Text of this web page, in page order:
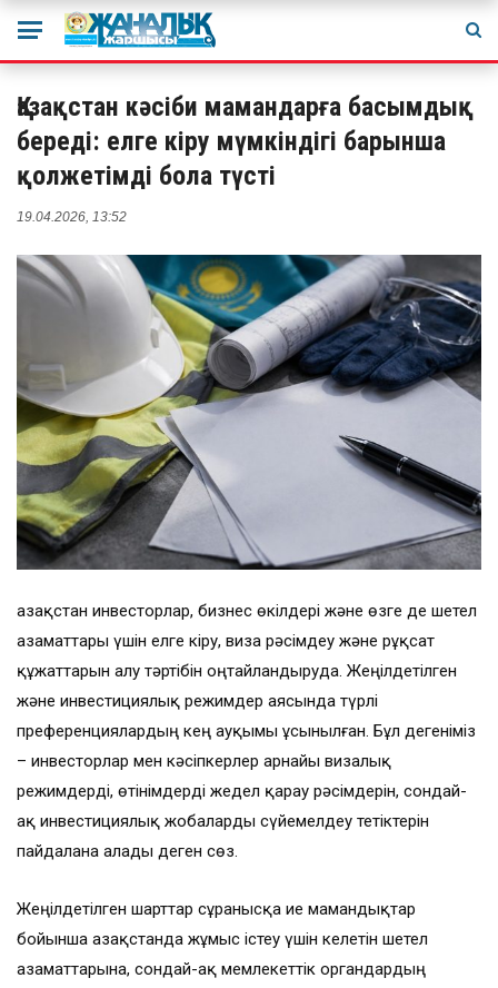
Қазақстан кәсіби мамандарға басымдық
береді: елге кіру мүмкіндігі барынша
қолжетімді бола түсті
19.04.2026, 13:52
Қазақстан инвесторлар, бизнес өкілдері және өзге де шетел
азаматтары үшін елге кіру, виза рәсімдеу және рұқсат
құжаттарын алу тәртібін оңтайландыруда. Жеңілдетілген
және инвестициялық режимдер аясында түрлі
преференциялардың кең ауқымы ұсынылған. Бұл дегеніміз
– инвесторлар мен кәсіпкерлер арнайы визалық
режимдерді, өтінімдерді жедел қарау рәсімдерін, сондай-
ақ инвестициялық жобаларды сүйемелдеу тетіктерін
пайдалана алады деген сөз.
Жеңілдетілген шарттар сұранысқа ие мамандықтар
бойынша Қазақстанда жұмыс істеу үшін келетін шетел
азаматтарына, сондай-ақ мемлекеттік органдардың